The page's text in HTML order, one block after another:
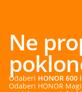
HONOR Watch 2
Air Pro. Uz sve